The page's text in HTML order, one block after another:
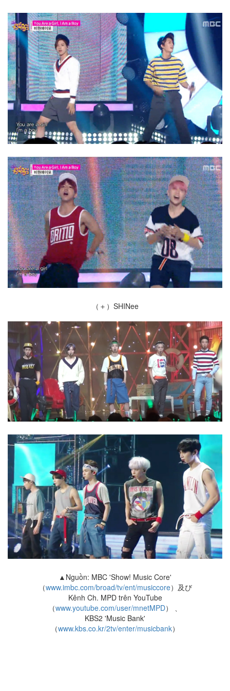
（＋）SHINee
▲Nguồn: MBC 'Show! Music Core'
（www.imbc.com/broad/tv/ent/musiccore）及び
Kênh Ch. MPD trên YouTube
（www.youtube.com/user/mnetMPD） 、
KBS2 'Music Bank'
（www.kbs.co.kr/2tv/enter/musicbank）